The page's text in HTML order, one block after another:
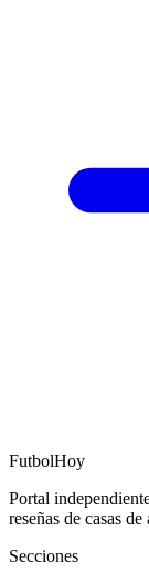
FutbolHoy
Portal
reseñas de casas
Secciones